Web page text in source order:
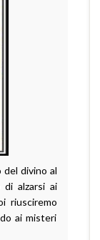
del divino al
di alzarsi ai
riusciremo
ai misteri